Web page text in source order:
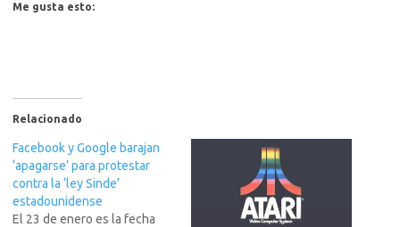
Me gusta esto:
Relacionado
Facebook y Google barajan
‘apagarse’ para protestar
contra la ‘ley Sinde’
estadounidense
El 23 de enero es la fecha